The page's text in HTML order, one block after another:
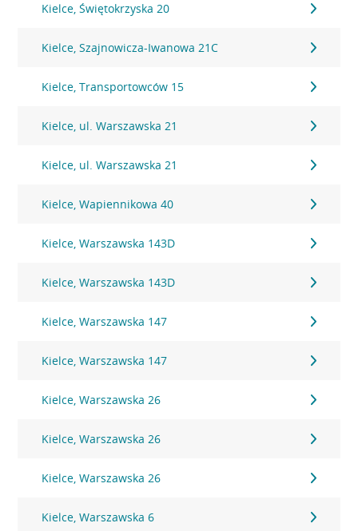
Kielce, Świętokrzyska 20
Kielce, Szajnowicza-Iwanowa 21C
Kielce, Transportowców 15
Kielce, ul. Warszawska 21
Kielce, ul. Warszawska 21
Kielce, Wapiennikowa 40
Kielce, Warszawska 143D
Kielce, Warszawska 143D
Kielce, Warszawska 147
Kielce, Warszawska 147
Kielce, Warszawska 26
Kielce, Warszawska 26
Kielce, Warszawska 26
Kielce, Warszawska 6